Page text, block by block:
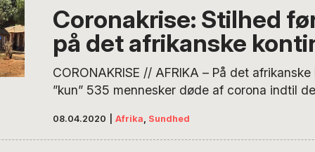
Coronakrise: Stilhed
på det afrikanske
CORONAKRISE // AFRIKA – På det
”kun” 535 mennesker døde af corona indtil
tage hensyn til, at en stor del af befolkningen
dag. Mange er bange og forventer, at den
08.04.2020 Afrika Sundhed